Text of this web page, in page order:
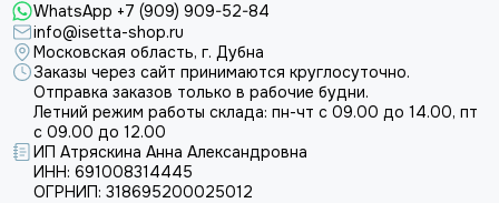
WhatsApp +7 (909) 909-52-84
info@isetta-shop.ru
Московская область, г. Дубна
Заказы через сайт принимаются круглосуточно.
Отправка заказов только в рабочие будни.
Летний режим работы склада: пн-чт с 09.00 до 14.00, пт
с 09.00 до 12.00
ИП Атряскина Анна Александровна
ИНН: 691008314445
ОГРНИП: 318695200025012